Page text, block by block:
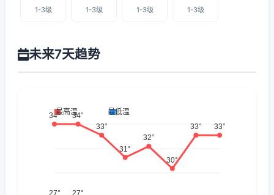
1-3级 1-3级 1-3级 1-3级
未来7天趋势